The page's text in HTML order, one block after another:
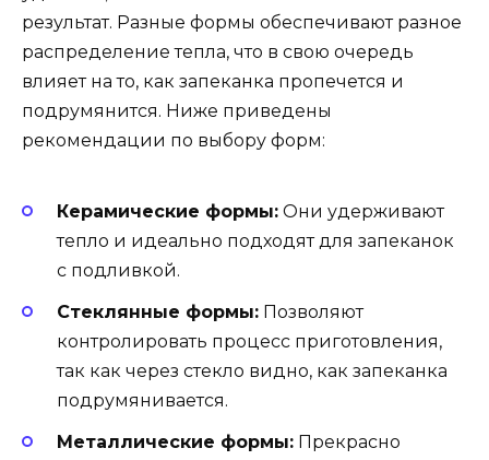
результат. Разные формы обеспечивают разное
распределение тепла, что в свою очередь
влияет на то, как запеканка пропечется и
подрумянится. Ниже приведены
рекомендации по выбору форм:
Керамические формы: Они удерживают
тепло и идеально подходят для запеканок
с подливкой.
Стеклянные формы: Позволяют
контролировать процесс приготовления,
так как через стекло видно, как запеканка
подрумянивается.
Металлические формы: Прекрасно